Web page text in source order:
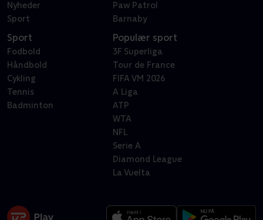
Nyheder
Sport
Paw Patrol
Barnaby
Sport
Fodbold
Håndbold
Cykling
Tennis
Badminton
Populær sport
3F Superliga
Tour de France
FIFA VM 2026
A Liga
ATP
WTA
NFL
Serie A
Diamond League
La Vuelta